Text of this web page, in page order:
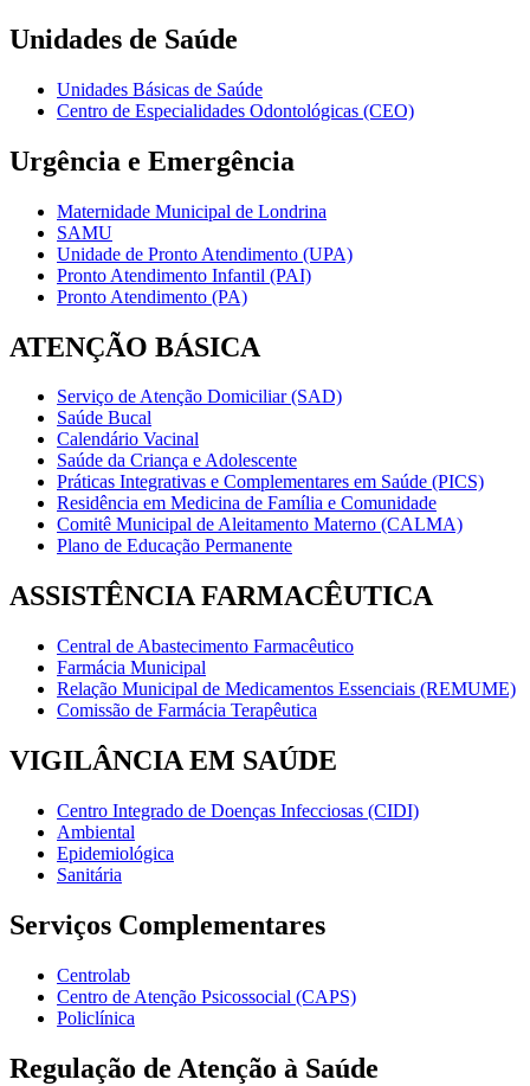
Unidades de Saúde
Unidades Básicas de Saúde
Centro de Especialidades Odontológicas (CEO)
Urgência e Emergência
Maternidade Municipal de Londrina
SAMU
Unidade de Pronto Atendimento (UPA)
Pronto Atendimento Infantil (PAI)
Pronto Atendimento (PA)
ATENÇÃO BÁSICA
Serviço de Atenção Domiciliar (SAD)
Saúde Bucal
Calendário Vacinal
Saúde da Criança e Adolescente
Práticas Integrativas e Complementares em Saúde (PICS)
Residência em Medicina de Família e Comunidade
Comitê Municipal de Aleitamento Materno (CALMA)
Plano de Educação Permanente
ASSISTÊNCIA FARMACÊUTICA
Central de Abastecimento Farmacêutico
Farmácia Municipal
Relação Municipal de Medicamentos Essenciais (REMUME)
Comissão de Farmácia Terapêutica
VIGILÂNCIA EM SAÚDE
Centro Integrado de Doenças Infecciosas (CIDI)
Ambiental
Epidemiológica
Sanitária
Serviços Complementares
Centrolab
Centro de Atenção Psicossocial (CAPS)
Policlínica
Regulação de Atenção à Saúde